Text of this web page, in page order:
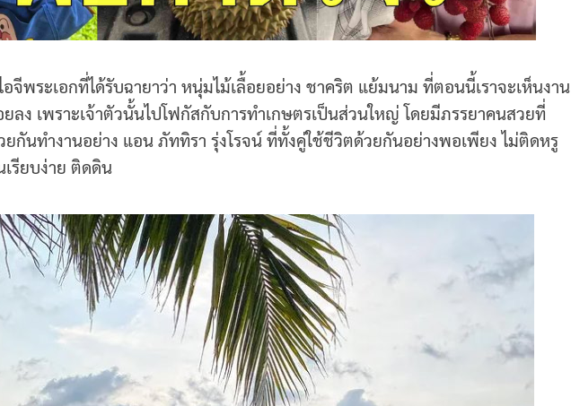
อจีพระเอกที่ได้รับฉายาว่า หนุ่มไม้เลื้อยอย่าง ชาคริต แย้มนาม ที่ตอนนี้เราจะเห็นงาน
ยลง เพราะเจ้าตัวนั้นไปโฟกัสกับการทำเกษตรเป็นส่วนใหญ่ โดยมีภรรยาคนสวยที่
กันทำงานอย่าง แอน ภัททิรา รุ่งโรจน์ ที่ทั้งคู่ใช้ชีวิตด้วยกันอย่างพอเพียง ไม่ติดหรู
รียบง่าย ติดดิน